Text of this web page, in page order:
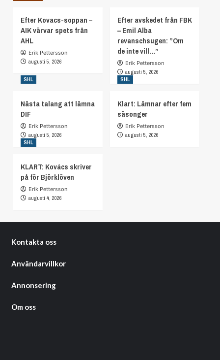
Efter Kovacs-soppan –
AIK värvar spets från
AHL
Erik Pettersson
augusti 5, 2026
Efter avskedet från FBK
– Emil Alba
revanschsugen: ”Om
de inte vill…”
Erik Pettersson
augusti 5, 2026
SHL
Nästa talang att lämna
DIF
Erik Pettersson
augusti 5, 2026
SHL
Klart: Lämnar efter fem
säsonger
Erik Pettersson
augusti 5, 2026
SHL
KLART: Kovács skriver
på för Björklöven
Erik Pettersson
augusti 4, 2026
Kontakta oss
Användarvillkor
Annonsering
Om oss